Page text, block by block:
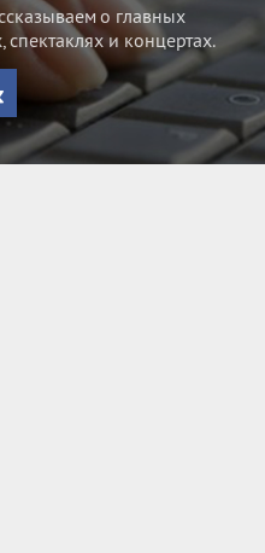
о главных
и концертах.